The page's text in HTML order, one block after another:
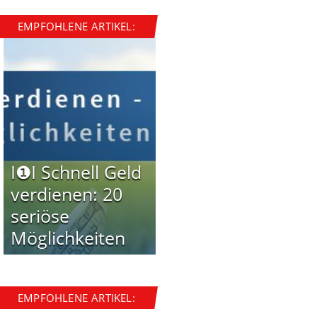
EMPFOHLENE ARTIKEL:
I❶I Schnell Geld
verdienen: 20
seriöse
Möglichkeiten
EMPFOHLENE ARTIKEL: